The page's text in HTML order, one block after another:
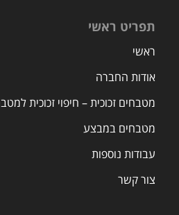
תפריט ראשי
ראשי
אודות החברה
מטבחים זכוכית – חיפוי זכוכית
מטבחים במבצע
עבודות נוספות
צור קשר